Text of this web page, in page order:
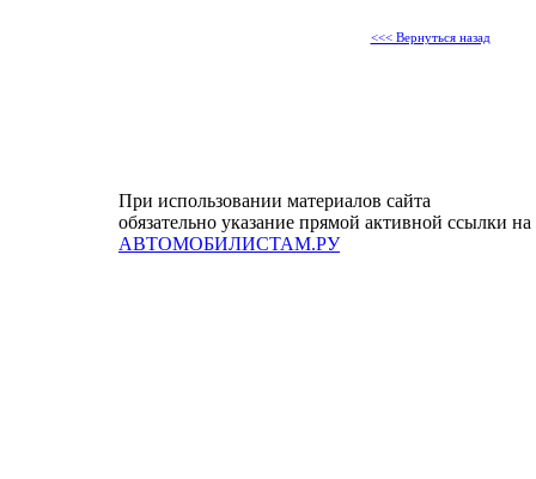
<<< Вернуться назад
При использовании материалов сайта
обязательно указание прямой активной ссылки на
АВТОМОБИЛИСТАМ.РУ